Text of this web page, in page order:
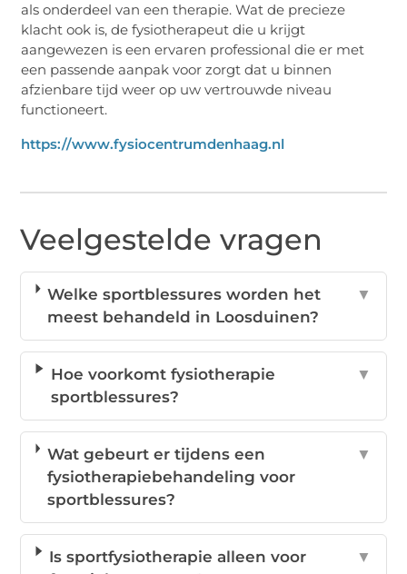
als onderdeel van een therapie. Wat de precieze
klacht ook is, de fysiotherapeut die u krijgt
aangewezen is een ervaren professional die er met
een passende aanpak voor zorgt dat u binnen
afzienbare tijd weer op uw vertrouwde niveau
functioneert.
https://www.fysiocentrumdenhaag.nl
Veelgestelde vragen
Welke sportblessures worden het
meest behandeld in Loosduinen?
▼
Hoe voorkomt fysiotherapie
sportblessures?
▼
Wat gebeurt er tijdens een
fysiotherapiebehandeling voor
sportblessures?
▼
Is sportfysiotherapie alleen voor
▼